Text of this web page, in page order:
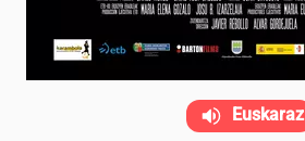
Euskaraz